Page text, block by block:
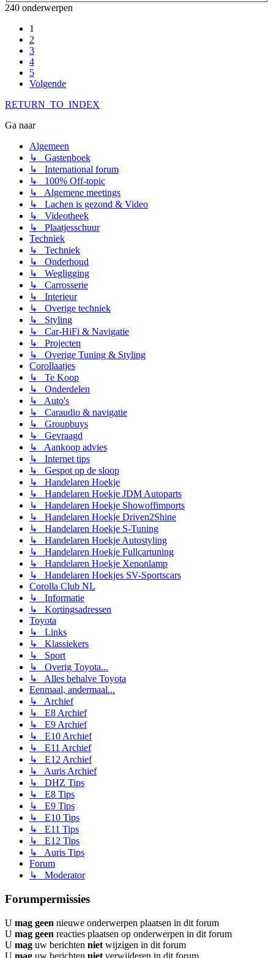
240 onderwerpen
1
2
3
4
5
Volgende
RETURN_TO_INDEX
Ga naar
Algemeen
↳ Gastenboek
↳ International forum
↳ 100% Off-topic
↳ Algemene meetings
↳ Lachen is gezond & Video
↳ Videotheek
↳ Plaatjesschuur
Techniek
↳ Techniek
↳ Onderhoud
↳ Wegligging
↳ Carrosserie
↳ Interieur
↳ Overige techniek
↳ Styling
↳ Car-HiFi & Navigatie
↳ Projecten
↳ Overige Tuning & Styling
Corollaatjes
↳ Te Koop
↳ Onderdelen
↳ Auto's
↳ Caraudio & navigatie
↳ Groupbuys
↳ Gevraagd
↳ Aankoop advies
↳ Internet tips
↳ Gespot op de sloop
↳ Handelaren Hoekje
↳ Handelaren Hoekje JDM Autoparts
↳ Handelaren Hoekje Showoffimports
↳ Handelaren Hoekje Driven2Shine
↳ Handelaren Hoekje S-Tuning
↳ Handelaren Hoekje Autostyling
↳ Handelaren Hoekje Fullcartuning
↳ Handelaren Hoekje Xenonlamp
↳ Handelaren Hoekjes SV-Sportscars
Corolla Club NL
↳ Informatie
↳ Kortingsadressen
Toyota
↳ Links
↳ Klassiekers
↳ Sport
↳ Overig Toyota...
↳ Alles behalve Toyota
Eenmaal, andermaal...
↳ Archief
↳ E8 Archief
↳ E9 Archief
↳ E10 Archief
↳ E11 Archief
↳ E12 Archief
↳ Auris Archief
↳ DHZ Tips
↳ E8 Tips
↳ E9 Tips
↳ E10 Tips
↳ E11 Tips
↳ E12 Tips
↳ Auris Tips
Forum
↳ Moderator
Forumpermissies
U mag geen nieuwe onderwerpen plaatsen in dit forum
U mag geen reacties plaatsen op onderwerpen in dit forum
U mag uw berichten niet wijzigen in dit forum
U mag uw berichten niet verwijderen in dit forum